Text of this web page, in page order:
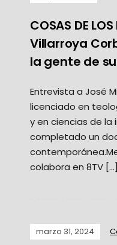
COSAS DE
Villarroya
la gente de
Entrevista a José
licenciado en
y en ciencias de la
completado un
colabora en 8TV […]
marzo 31, 2024